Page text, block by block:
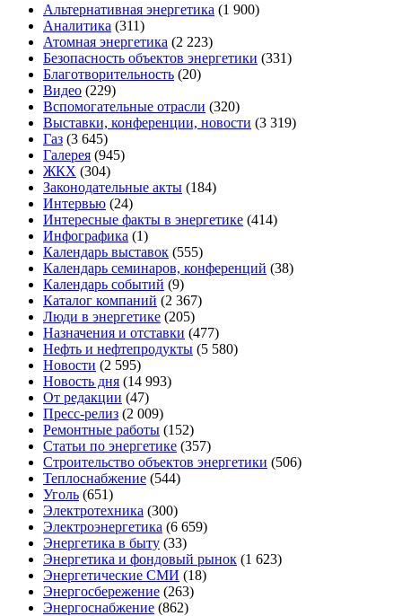
Альтернативная энергетика (1 900)
Аналитика (311)
Атомная энергетика (2 223)
Безопасность объектов энергетики (331)
Благотворительность (20)
Видео (229)
Вспомогательные отрасли (320)
Выставки, конференции, новости (3 319)
Газ (3 645)
Галерея (945)
ЖКХ (304)
Законодательные акты (184)
Интервью (24)
Интересные факты в энергетике (414)
Инфографика (1)
Календарь выставок (555)
Календарь семинаров, конференций (38)
Календарь событий (9)
Каталог компаний (2 367)
Люди в энергетике (205)
Назначения и отставки (477)
Нефть и нефтепродукты (5 580)
Новости (2 595)
Новость дня (14 993)
От редакции (47)
Пресс-релиз (2 009)
Ремонтные работы (152)
Статьи по энергетике (357)
Строительство объектов энергетики (506)
Теплоснабжение (544)
Уголь (651)
Электротехника (300)
Электроэнергетика (6 659)
Энергетика в быту (33)
Энергетика и фондовый рынок (1 623)
Энергетические СМИ (18)
Энергосбережение (263)
Энергоснабжение (862)